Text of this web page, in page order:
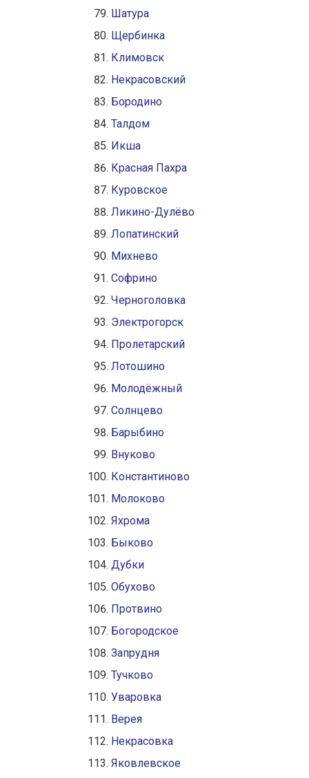
Шатура
Щербинка
Климовск
Некрасовский
Бородино
Талдом
Икша
Красная Пахра
Куровское
Ликино-Дулёво
Лопатинский
Михнево
Софрино
Черноголовка
Электрогорск
Пролетарский
Лотошино
Молодёжный
Солнцево
Барыбино
Внуково
Константиново
Молоково
Яхрома
Быково
Дубки
Обухово
Протвино
Богородское
Запрудня
Тучково
Уваровка
Верея
Некрасовка
Яковлевское